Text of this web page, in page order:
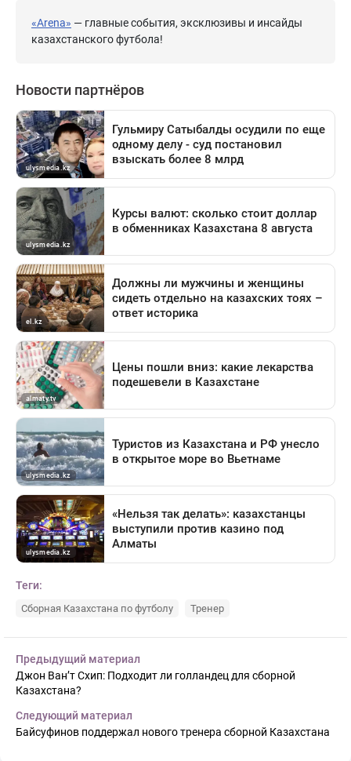
«Arena» — главные события, эксклюзивы и инсайды
казахстанского футбола!
Теги:
Сборная Казахстана по футболу Тренер
Предыдущий материал
Джон Ван’т Схип: Подходит ли голландец для сборной
Казахстана?
Следующий материал
Байсуфинов поддержал нового тренера сборной Казахстана